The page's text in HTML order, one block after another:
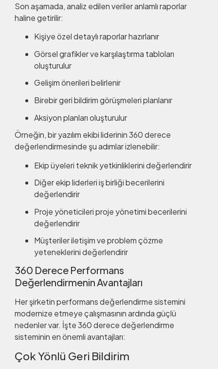
Son aşamada, analiz edilen veriler anlamlı raporlar
haline getirilir:
Kişiye özel detaylı raporlar hazırlanır
Görsel grafikler ve karşılaştırma tabloları
oluşturulur
Gelişim önerileri belirlenir
Birebir geri bildirim görüşmeleri planlanır
Aksiyon planları oluşturulur
Örneğin, bir yazılım ekibi liderinin 360 derece
değerlendirmesinde şu adımlar izlenebilir:
Ekip üyeleri teknik yetkinliklerini değerlendirir
Diğer ekip liderleri iş birliği becerilerini
değerlendirir
Proje yöneticileri proje yönetimi becerilerini
değerlendirir
Müşteriler iletişim ve problem çözme
yeteneklerini değerlendirir
360 Derece Performans
Değerlendirmenin Avantajları
Her şirketin performans değerlendirme sistemini
modernize etmeye çalışmasının ardında güçlü
nedenler var. İşte 360 derece değerlendirme
sisteminin en önemli avantajları:
Çok Yönlü Geri Bildirim